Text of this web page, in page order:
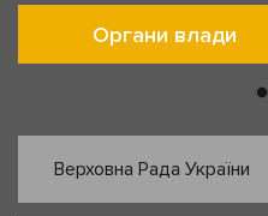
Органи влади
Верховна Рада України